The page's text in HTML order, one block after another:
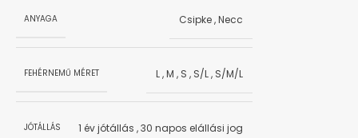
ANYAGA Csipke,Necc
FEHÉRNEMŰ MÉRET L,M , S , S/L, S/M/L
JÓTÁLLÁS 1 év jótállás ,30 napos elállási jog